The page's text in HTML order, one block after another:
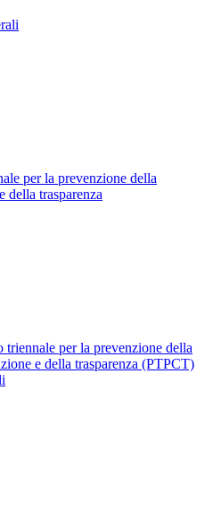
per la prevenzione della
della trasparenza
triennale per la prevenzione della
e della trasparenza (PTPCT)